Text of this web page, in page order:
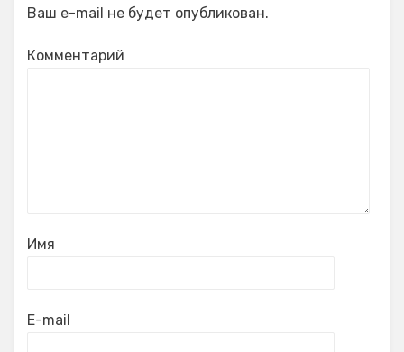
Ваш e-mail не будет опубликован.
Комментарий
Имя
E-mail